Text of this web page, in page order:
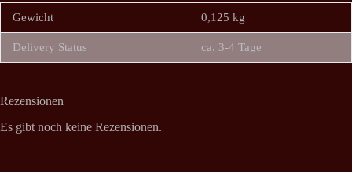
Gewicht 0,125 kg
Delivery Status ca. 3-4 Tage
Rezensionen
Es gibt noch keine Rezensionen.